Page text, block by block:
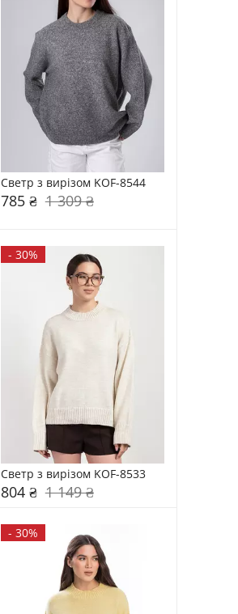
Светр з вирізом KOF-8544
785 ₴ 1 309 ₴
- 30%
Светр з вирізом KOF-8533
804 ₴ 1 149 ₴
- 30%